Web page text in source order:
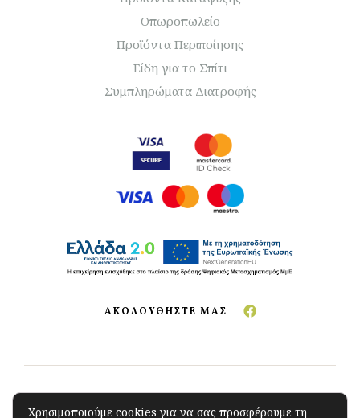
Οπωροπωλείο
Προϊόντα Περιποίησης
Είδη για το Σπίτι
Συμπληρώματα Διατροφής
ΑΚΟΛΟΥΘΗΣΤΕ ΜΑΣ
Copyright © 2023 The Green Store.All Rights
Χρησιμοποιούμε cookies για να σας προσφέρουμε τη